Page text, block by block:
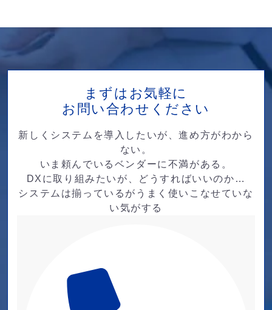
まずはお気軽に
お問い合わせください
新しくシステムを導入したいが、進め方がわから
ない。
いま頼んでいるベンダーに不満がある。
DXに取り組みたいが、どうすればいいのか…
システムは揃っているがうまく使いこなせていな
い気がする